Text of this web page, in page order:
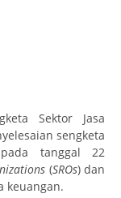
Sektor Jasa
sengketa
tanggal 22
(SROs) dan
keuangan.